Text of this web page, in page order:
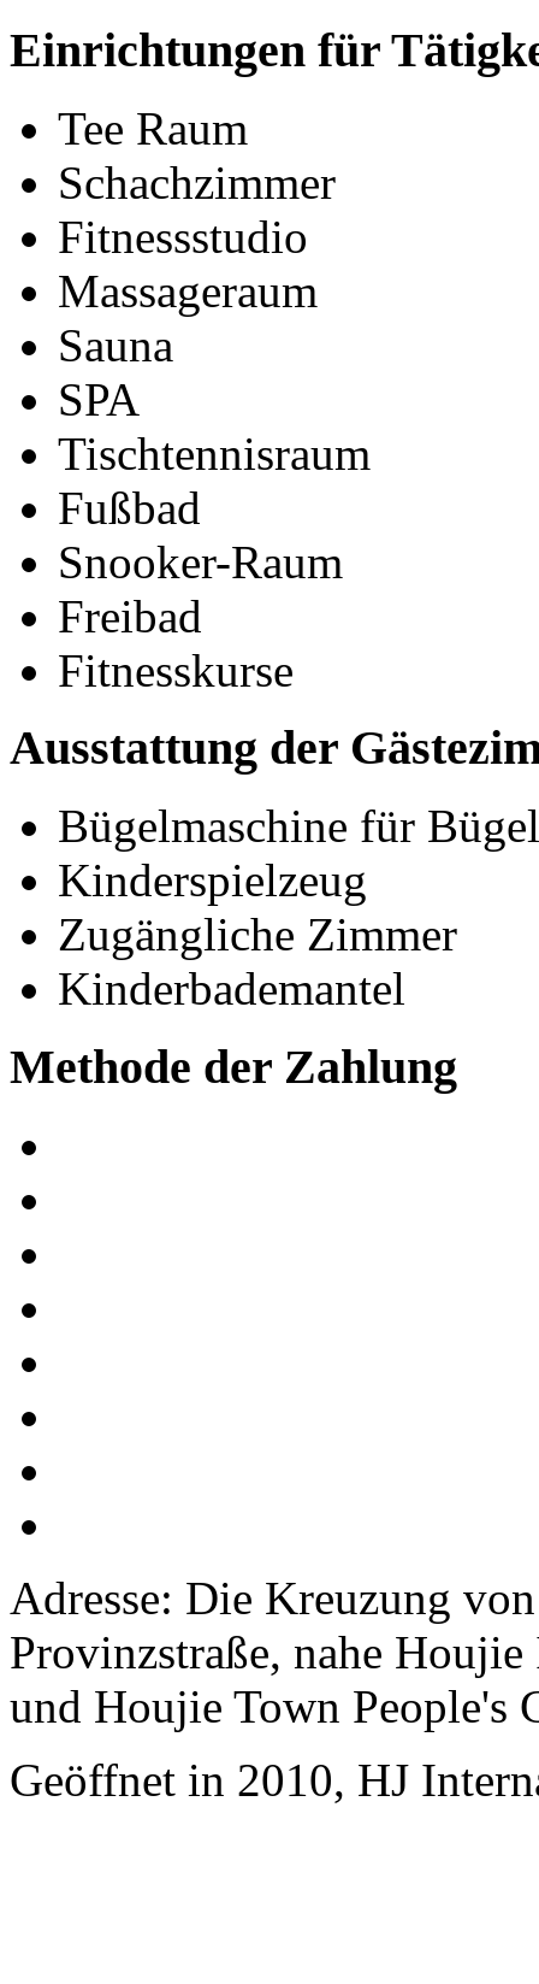
Einrichtungen für
Tee Raum
Schachzimmer
Fitnessstudio
Massageraum
Sauna
SPA
Tischtennisraum
Fußbad
Snooker-Raum
Freibad
Fitnesskurse
Ausstattung der
Bügelmaschine für
Kinderspielzeug
Zugängliche Zimmer
Kinderbademantel
Methode der Zahlung
Adresse: Die Kreuzung
Provinzstraße, nahe
und Houjie Town People's
Geöffnet in 2010, HJ